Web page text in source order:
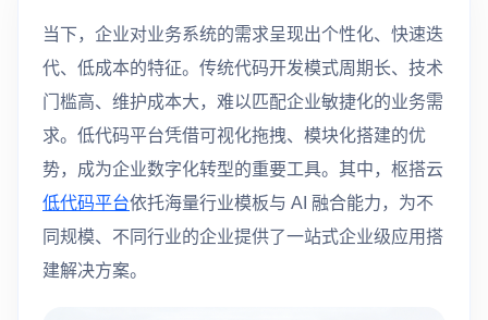
当下，企业对业务系统的需求呈现出个性化、快速迭
代、低成本的特征。传统代码开发模式周期长、技术
门槛高、维护成本大，难以匹配企业敏捷化的业务需
求。低代码平台凭借可视化拖拽、模块化搭建的优
势，成为企业数字化转型的重要工具。其中，枢搭云
低代码平台依托海量行业模板与 AI 融合能力，为不
同规模、不同行业的企业提供了一站式企业级应用搭
建解决方案。